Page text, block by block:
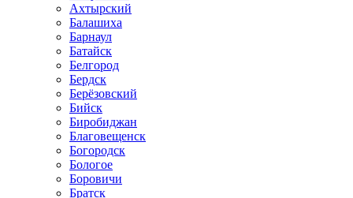
Ахтырский
Балашиха
Барнаул
Батайск
Белгород
Бердск
Берёзовский
Бийск
Биробиджан
Благовещенск
Богородск
Бологое
Боровичи
Братск